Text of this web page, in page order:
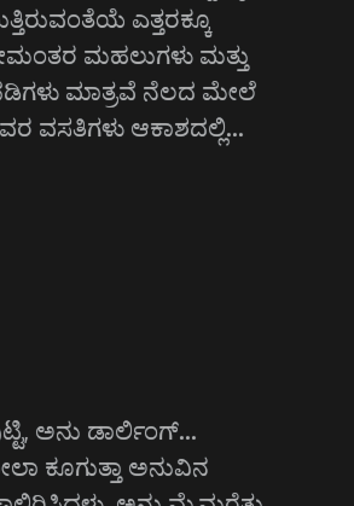
ಎತ್ತರಕ್ಕೂ
ಮಹಲುಗಳು ಮತ್ತು
ಮಾತ್ರವೆ ನೆಲದ ಮೇಲೆ
ವಸತಿಗಳು ಆಕಾಶದಲ್ಲಿ…
ಅನು ಡಾರ್ಲಿಂಗ್...
ಕೂಗುತ್ತಾ ಅನುವಿನ